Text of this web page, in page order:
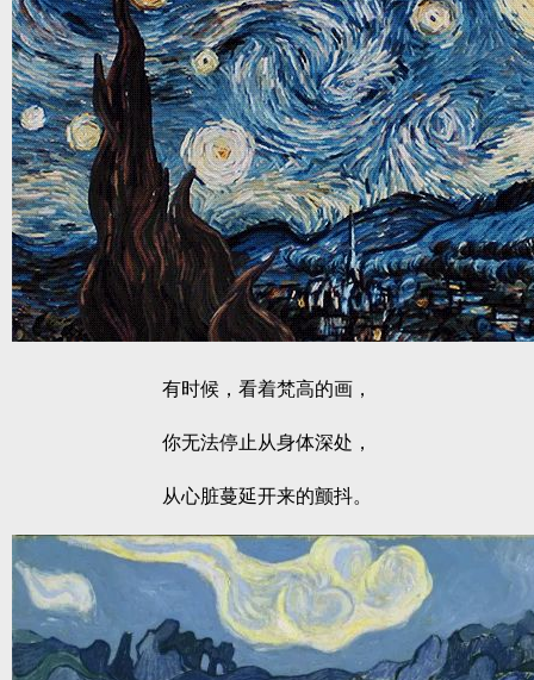
有时候，看着梵高的画，
你无法停止从身体深处，
从心脏蔓延开来的颤抖。